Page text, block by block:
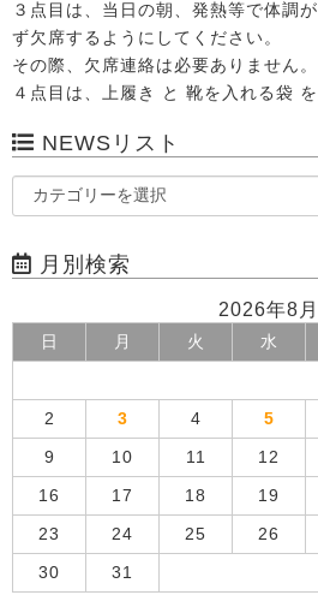
３点目は、当日の朝、発熱等で体調
ず欠席するようにしてください。
その際、欠席連絡は必要ありません。
４点目は、上履き と 靴を入れる袋
NEWSリスト
月別検索
2026年8月
日 月 火 水
2 3 4 5
9 10 11 12
16 17 18 19
23 24 25 26
30 31